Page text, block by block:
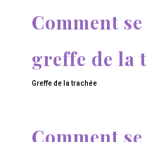
Comment
greffe de la
Greffe de la trachée
Comment